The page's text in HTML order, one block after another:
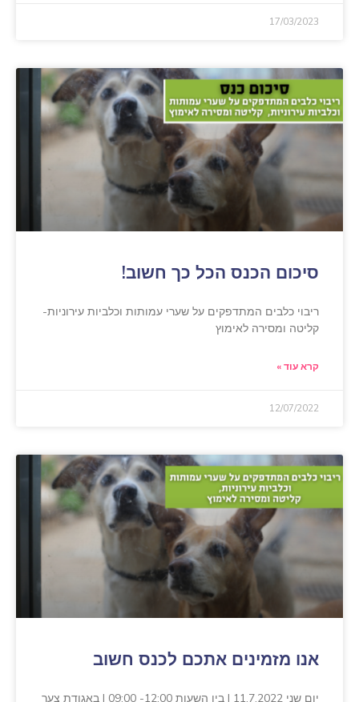
17/03/2023
סיכום הכנס הכל כך חשוב!
ריבוי כלבים המתדפקים על שערי עמותות וכלביות עירוניות-
קליטה ומסירה לאימוץ
קרא עוד »
12/07/2022
אנו מזמינים אתכם לכנס חשוב
יום שני 11.7.2022 | בין השעות 12:00- 09:00 | באגודת צער